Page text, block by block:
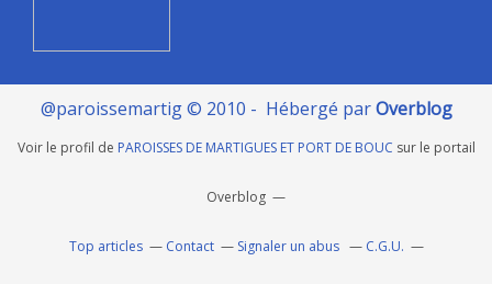
@paroissemartig © 2010 - Hébergé parOverblog
Voir le profil de PAROISSES DE MARTIGUES ET PORT DE BOUC sur le portail
Overblog
Top articles Contact Signaler un abus C.G.U.